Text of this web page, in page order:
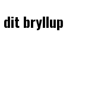
bryllup